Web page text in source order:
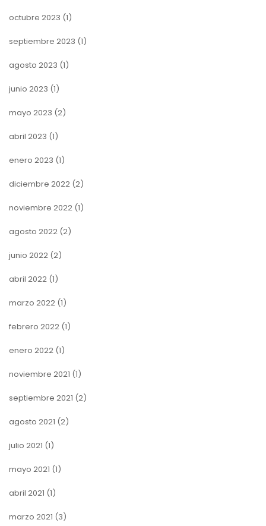
octubre 2023 (1)
septiembre 2023 (1)
agosto 2023 (1)
junio 2023 (1)
mayo 2023 (2)
abril 2023 (1)
enero 2023 (1)
diciembre 2022 (2)
noviembre 2022 (1)
agosto 2022 (2)
junio 2022 (2)
abril 2022 (1)
marzo 2022 (1)
febrero 2022 (1)
enero 2022 (1)
noviembre 2021 (1)
septiembre 2021 (2)
agosto 2021 (2)
julio 2021 (1)
mayo 2021 (1)
abril 2021 (1)
marzo 2021 (3)